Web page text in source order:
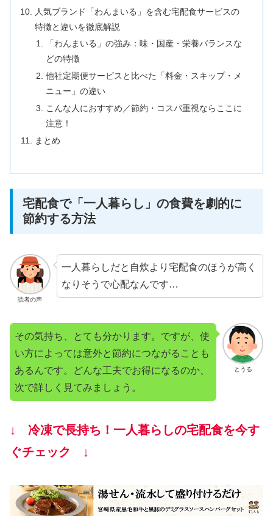
人気ブランド「わんまいる」を含む宅配食サービスの
特徴と違いを徹底解説
「わんまいる」の強み：味・国産・栄養バランスな
どの特徴
他社定期便サービスと比べた「料金・スキップ・メ
ニュー」の違い
こんな人におすすめ／節約・コスパ重視ならここに
注意！
まとめ
宅配食で「一人暮らし」の食費を劇的に
節約する方法
読者の声
一人暮らしだと自炊より宅配食のほうが高く
なりそうで心配なんです…
とうる
その気持ち、とても分かります。ですが、使
い方によっては意外と節約につながることも
あるんです。どんな工夫でお得になるのか、
次で詳しく見てみましょう。
↓ 冷凍で長持ち！一人暮らしの宅配食を今す
ぐチェック ↓